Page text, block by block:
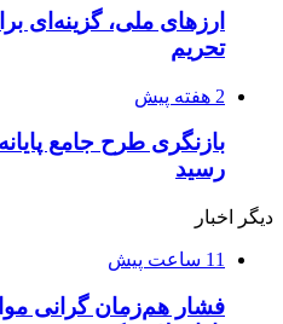
ارزهای ملی، گزینه‌ای
تحریم
2 هفته پیش
بازنگری طرح جامع
رسید
دیگر اخبار
11 ساعت پیش
فشار هم‌زمان گرانی